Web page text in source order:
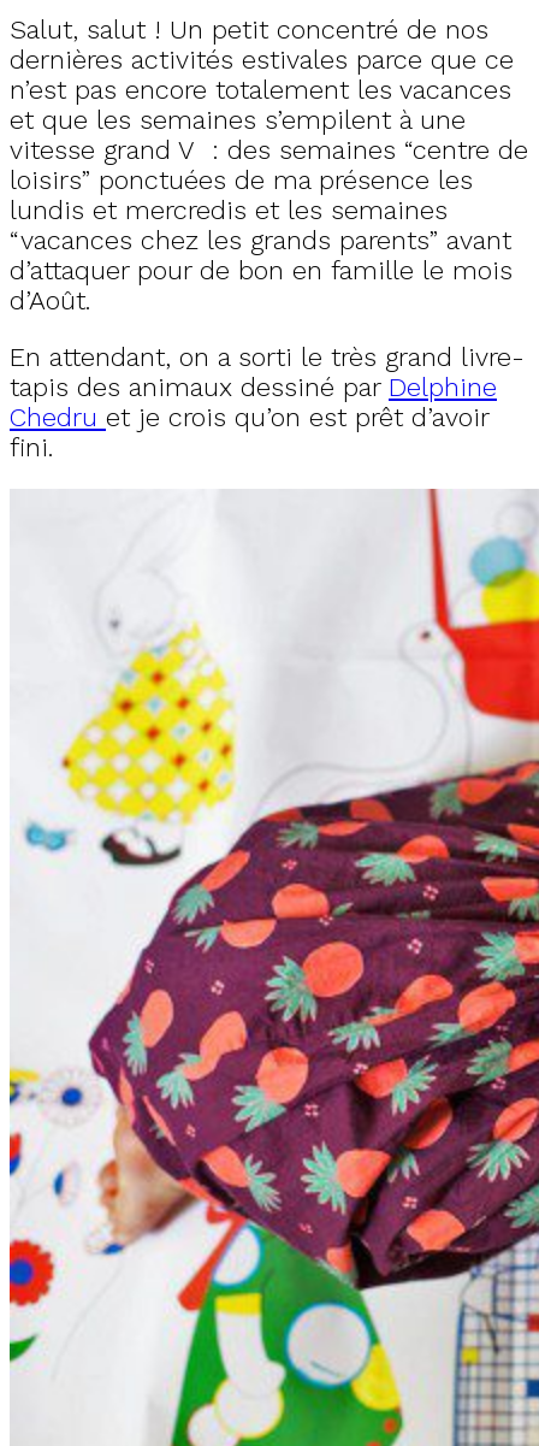
Salut, salut ! Un petit concentré de nos
dernières activités estivales parce que ce
n’est pas encore totalement les vacances
et que les semaines s’empilent à une
vitesse grand V : des semaines “centre de
loisirs” ponctuées de ma présence les
lundis et mercredis et les semaines
“vacances chez les grands parents” avant
d’attaquer pour de bon en famille le mois
d’Août.
En attendant, on a sorti le très grand livre-
tapis des animaux dessiné par Delphine
Chedru et je crois qu’on est prêt d’avoir
fini.